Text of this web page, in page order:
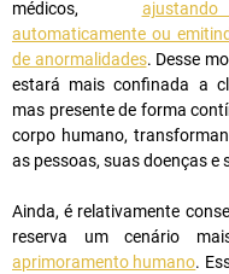
médicos,
automaticamente ou
de anormalidades. Desse
estará mais confinada a
mas presente de forma
corpo humano,
as pessoas, suas doenças e
Ainda, é relativamente
aprimoramento humano.